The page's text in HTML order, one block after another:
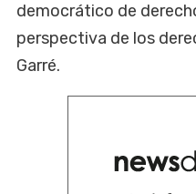
democrático de
perspectiva de los
Garré.